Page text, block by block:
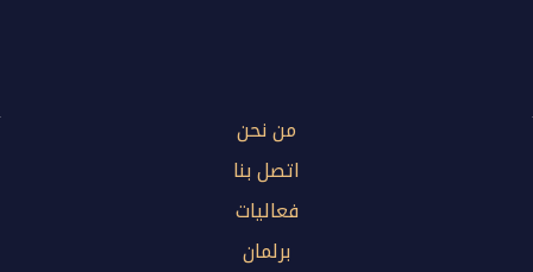
من نحن
اتصل بنا
فعاليات
برلمان